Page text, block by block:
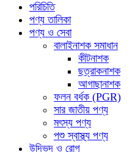
পরিচিতি
পণ্য তালিকা
পণ্য ও সেবা
বালাইনাশক সমাধান
কীটনাশক
ছত্রাকনাশক
আগাছানাশক
ফলন বর্ধক (PGR)
সার জাতীয় পণ্য
মৎস্য পণ্য
পশু স্বাস্থ্য পণ্য
উদ্ভিদ ও রোগ